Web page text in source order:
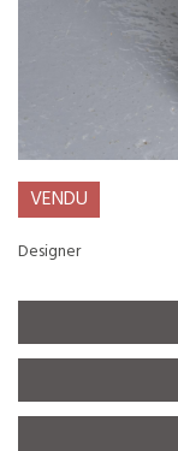
VENDU
Designer